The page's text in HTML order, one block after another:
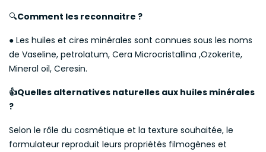
🔍Comment les reconnaitre ?
● Les huiles et cires minérales sont connues sous les noms
de Vaseline, petrolatum, Cera Microcristallina ,Ozokerite,
Mineral oil, Ceresin.
👍Quelles alternatives naturelles aux huiles minérales
?
Selon le rôle du cosmétique et la texture souhaitée, le
formulateur reproduit leurs propriétés filmogènes et